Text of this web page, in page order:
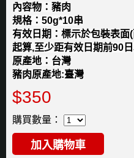
內容物：豬肉
規格：50g*10串
有效日期：標示於包裝表面
起算,至少距有效日期前90
原產地：台灣
​豬肉原產地:臺灣
$350
購買數量：
加入購物車